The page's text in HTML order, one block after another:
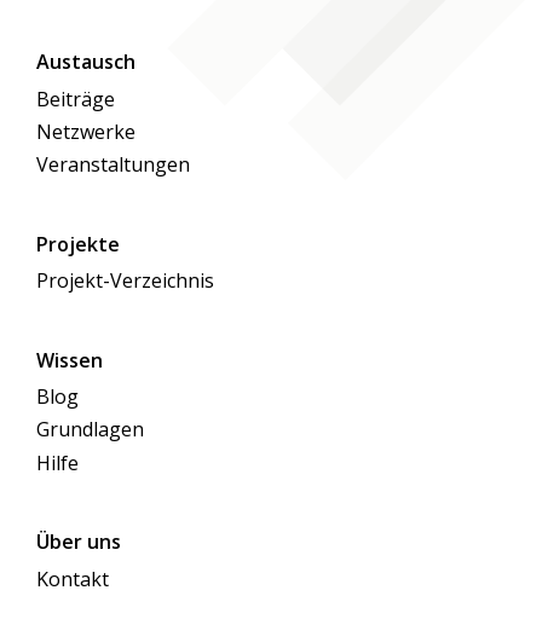
Austausch
Beiträge
Netzwerke
Veranstaltungen
Projekte
Projekt-Verzeichnis
Wissen
Blog
Grundlagen
Hilfe
Über uns
Kontakt